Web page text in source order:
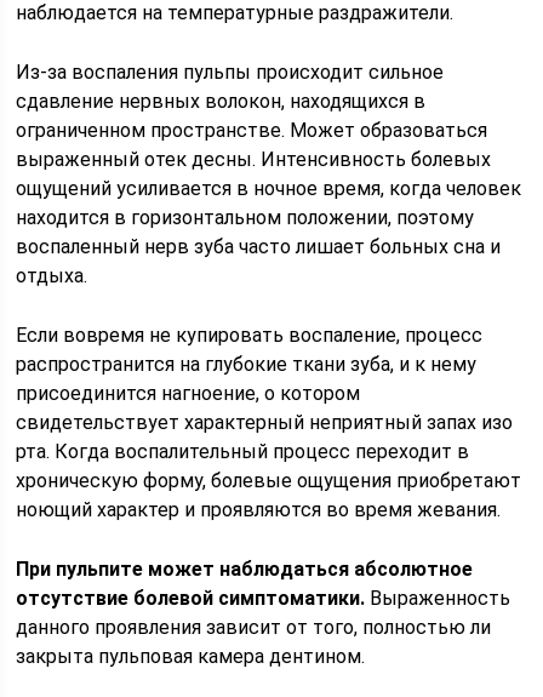
наблюдается на температурные раздражители.
Из-за воспаления пульпы происходит сильное
сдавление нервных волокон, находящихся в
ограниченном пространстве. Может образоваться
выраженный отек десны. Интенсивность болевых
ощущений усиливается в ночное время, когда человек
находится в горизонтальном положении, поэтому
воспаленный нерв зуба часто лишает больных сна и
отдыха.
Если вовремя не купировать воспаление, процесс
распространится на глубокие ткани зуба, и к нему
присоединится нагноение, о котором
свидетельствует характерный неприятный запах изо
рта. Когда воспалительный процесс переходит в
хроническую форму, болевые ощущения приобретают
ноющий характер и проявляются во время жевания.
При пульпите может наблюдаться абсолютное
отсутствие болевой симптоматики. Выраженность
данного проявления зависит от того, полностью ли
закрыта пульповая камера дентином.